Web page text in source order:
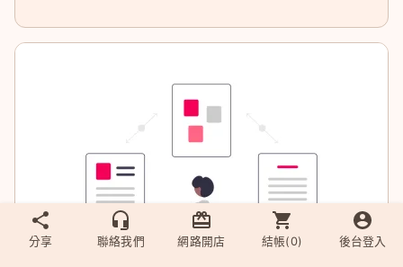
分享 聯絡我們 網路開店 結帳(0) 後台登入